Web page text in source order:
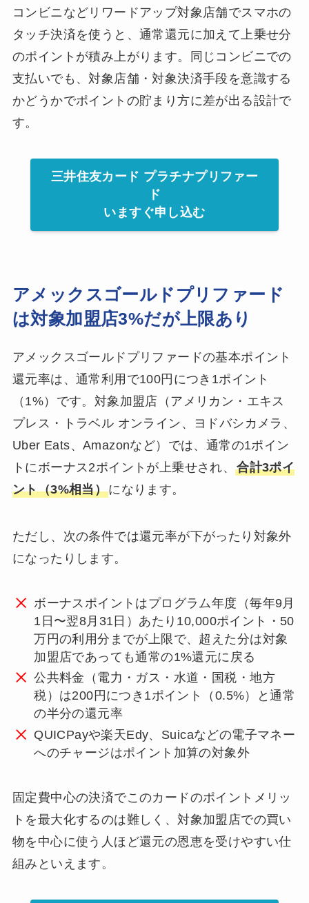
コンビニなどリワードアップ対象店舗でスマホの
タッチ決済を使うと、通常還元に加えて上乗せ分
のポイントが積み上がります。同じコンビニでの
支払いでも、対象店舗・対象決済手段を意識する
かどうかでポイントの貯まり方に差が出る設計で
す。
三井住友カード プラチナプリファー
ド
いますぐ申し込む
アメックスゴールドプリファード
は対象加盟店3%だが上限あり
アメックスゴールドプリファードの基本ポイント
還元率は、通常利用で100円につき1ポイント
（1%）です。対象加盟店（アメリカン・エキス
プレス・トラベル オンライン、ヨドバシカメラ、
Uber Eats、Amazonなど）では、通常の1ポイン
トにボーナス2ポイントが上乗せされ、合計3ポイ
ント（3%相当）になります。
ただし、次の条件では還元率が下がったり対象外
になったりします。
ボーナスポイントはプログラム年度（毎年9月
1日〜翌8月31日）あたり10,000ポイント・50
万円の利用分までが上限で、超えた分は対象
加盟店であっても通常の1%還元に戻る
公共料金（電力・ガス・水道・国税・地方
税）は200円につき1ポイント（0.5%）と通常
の半分の還元率
QUICPayや楽天Edy、Suicaなどの電子マネー
へのチャージはポイント加算の対象外
固定費中心の決済でこのカードのポイントメリッ
トを最大化するのは難しく、対象加盟店での買い
物を中心に使う人ほど還元の恩恵を受けやすい仕
組みといえます。